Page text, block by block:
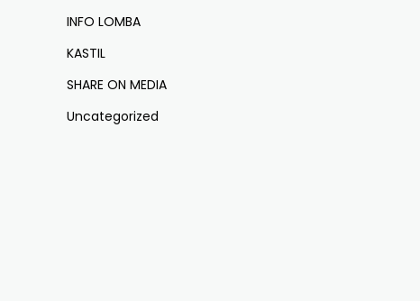
INFO LOMBA
KASTIL
SHARE ON MEDIA
Uncategorized